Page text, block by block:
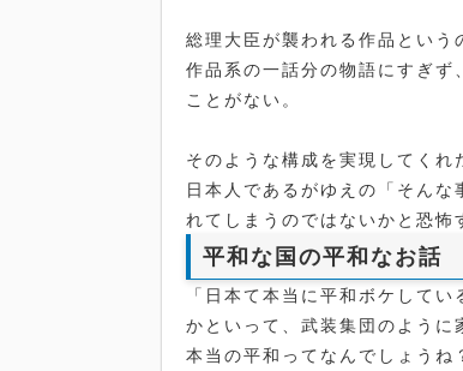
総理大臣が襲われる作品とい
作品系の一話分の物語にすぎ
ことがない。
そのような構成を実現してくれ
日本人であるがゆえの「そん
れてしまうのではないかと恐怖
平和な国の平和なお話
「日本て本当に平和ボケして
かといって、武装集団のように
本当の平和ってなんでしょうね